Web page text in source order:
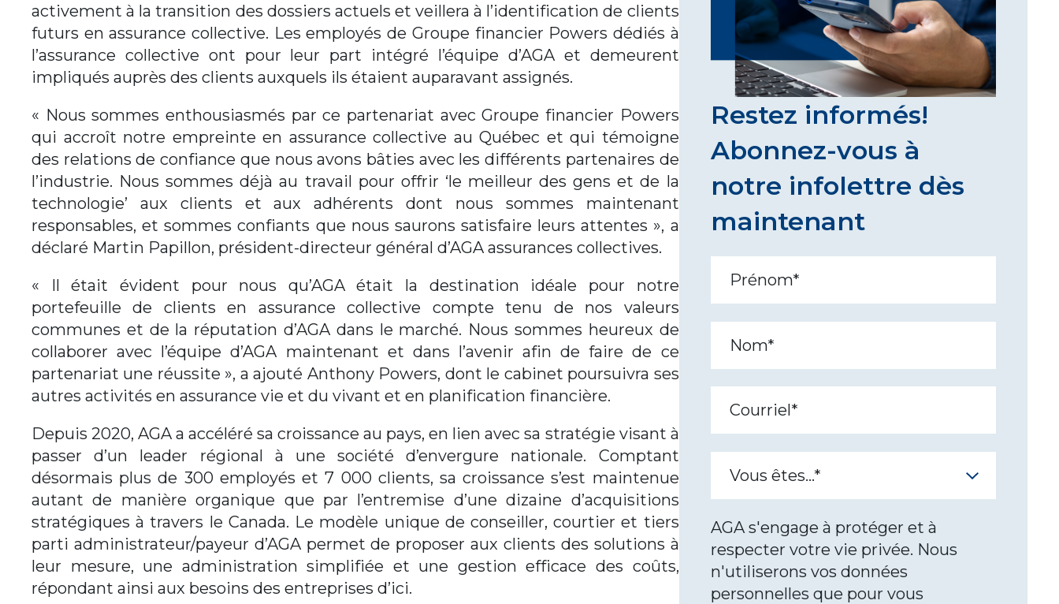
activement à la transition des dossiers actuels et veillera à l’identification de clients
futurs en assurance collective. Les employés de Groupe financier Powers dédiés à
l’assurance collective ont pour leur part intégré l’équipe d’AGA et demeurent
impliqués auprès des clients auxquels ils étaient auparavant assignés.
« Nous sommes enthousiasmés par ce partenariat avec Groupe financier Powers
qui accroît notre empreinte en assurance collective au Québec et qui témoigne
des relations de confiance que nous avons bâties avec les différents partenaires de
l’industrie. Nous sommes déjà au travail pour offrir ‘le meilleur des gens et de la
technologie’ aux clients et aux adhérents dont nous sommes maintenant
responsables, et sommes confiants que nous saurons satisfaire leurs attentes », a
déclaré Martin Papillon, président-directeur général d’AGA assurances collectives.
« Il était évident pour nous qu’AGA était la destination idéale pour notre
portefeuille de clients en assurance collective compte tenu de nos valeurs
communes et de la réputation d’AGA dans le marché. Nous sommes heureux de
collaborer avec l’équipe d’AGA maintenant et dans l’avenir afin de faire de ce
partenariat une réussite », a ajouté Anthony Powers, dont le cabinet poursuivra ses
autres activités en assurance vie et du vivant et en planification financière.
Depuis 2020, AGA a accéléré sa croissance au pays, en lien avec sa stratégie visant à
passer d’un leader régional à une société d’envergure nationale. Comptant
désormais plus de 300 employés et 7 000 clients, sa croissance s’est maintenue
autant de manière organique que par l’entremise d’une dizaine d’acquisitions
stratégiques à travers le Canada. Le modèle unique de conseiller, courtier et tiers
parti administrateur/payeur d’AGA permet de proposer aux clients des solutions à
leur mesure, une administration simplifiée et une gestion efficace des coûts,
répondant ainsi aux besoins des entreprises d’ici.
Restez informés!
Abonnez-vous à
notre infolettre dès
maintenant
AGA s'engage à protéger et à
respecter votre vie privée. Nous
n'utiliserons vos données
personnelles que pour vous